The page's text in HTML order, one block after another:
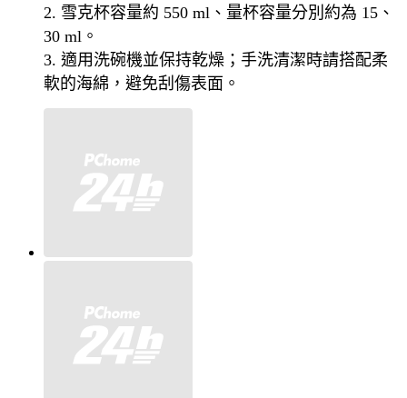
2. 雪克杯容量約 550 ml、量杯容量分別約為 15、
30 ml。
3. 適用洗碗機並保持乾燥；手洗清潔時請搭配柔
軟的海綿，避免刮傷表面。